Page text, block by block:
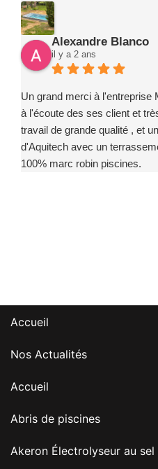
Alexandre Blanco
il y a 2 ans
Un grand merci à l'entreprise
à l'écoute des ses client et
travail de grande qualité , et
d'Aquitech avec un
100% marc robin piscines.
Accueil
Nos Actualités
Accueil
Abris de piscines
Akeron Électrolyseur au sel